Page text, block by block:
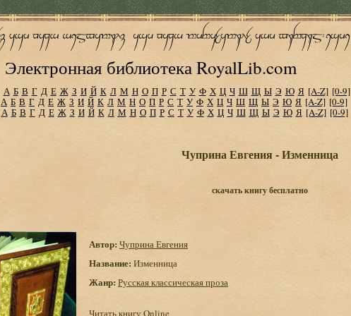
Электронная библиотека RoyalLib.com
А Б В Г Д Е Ж З И Й К Л М Н О П Р С Т У Ф Х Ц Ч Ш Щ Ы Э Ю Я [A-Z] [0-9]
А Б В Г Д Е Ж З И Й К Л М Н О П Р С Т У Ф Х Ц Ч Ш Щ Ы Э Ю Я [A-Z] [0-9]
А Б В Г Д Е Ж З И Й К Л М Н О П Р С Т У Ф Х Ц Ч Ш Щ Ы Э Ю Я [A-Z] [0-9]
Чуприна Евгения - Изменница
скачать книгу бесплатно
Автор: Чуприна Евгения
Название: Изменница
Жанр: Русская классическая проза
Читать книгу Online